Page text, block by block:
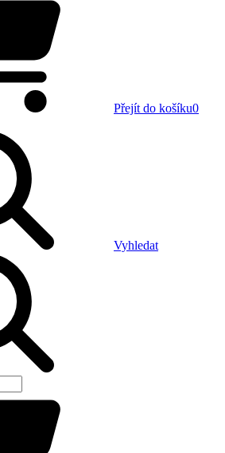
Přejít do košíku0
Vyhledat